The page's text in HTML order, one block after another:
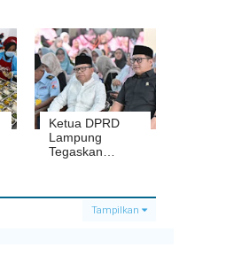
Lampung
Selatan Made
Sukintre
Ketua DPRD
Lampung
Tegaskan
Warga saat
Tampilkan